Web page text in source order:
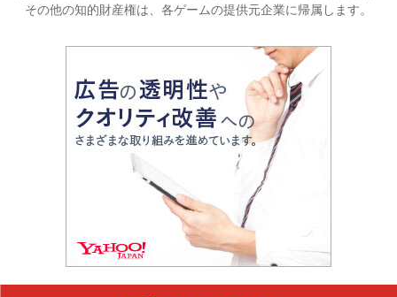
その他の知的財産権は、各ゲームの提供元企業に帰属します。